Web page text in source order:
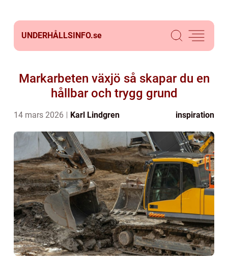
UNDERHÅLLSINFO.se
Markarbeten växjö så skapar du en
hållbar och trygg grund
14 mars 2026 Karl Lindgren inspiration